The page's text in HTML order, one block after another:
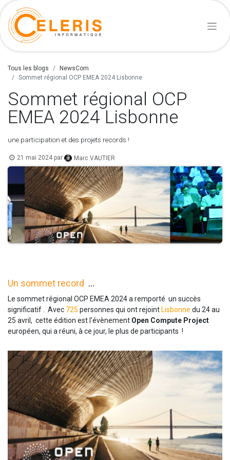
Tous les blogs
NewsCom
Sommet régional OCP EMEA 2024 Lisbonne
Sommet régional OCP
EMEA 2024 Lisbonne
une participation et des projets records !
21 mai 2024 par Marc VAUTIER
Un sommet record ...
Le sommet régional OCP EMEA 2024 a remporté un succès
significatif . Avec 725 personnes qui ont rejoint Lisbonne du 24 au
25 avril, cette édition est l'évènement Open Compute Project
européen, qui a réuni, à ce jour, le plus de participants !